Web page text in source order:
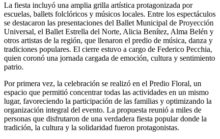
La fiesta incluyó una amplia grilla artística protagonizada por
escuelas, ballets folclóricos y músicos locales. Entre los espectáculos
se destacaron las presentaciones del Ballet Municipal de Proyección
Universal, el Ballet Estrella del Norte, Alicia Benítez, Alma Belén y
otros artistas de la región, que llenaron el predio de música, danza y
tradiciones populares. El cierre estuvo a cargo de Federico Pecchia,
quien coronó una jornada cargada de emoción, cultura y sentimiento
patrio.
Por primera vez, la celebración se realizó en el Predio Floral, un
espacio que permitió concentrar todas las actividades en un mismo
lugar, favoreciendo la participación de las familias y optimizando la
organización integral del evento. La propuesta reunió a miles de
personas que disfrutaron de una verdadera fiesta popular donde la
tradición, la cultura y la solidaridad fueron protagonistas.